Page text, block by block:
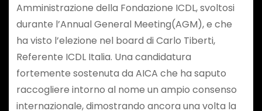
Amministrazione della Fondazione ICDL, svoltosi
durante l’Annual General Meeting(AGM), e che
ha visto l’elezione nel board di Carlo Tiberti,
Referente ICDL Italia. Una candidatura
fortemente sostenuta da AICA che ha saputo
raccogliere intorno al nome un ampio consenso
internazionale, dimostrando ancora una volta la